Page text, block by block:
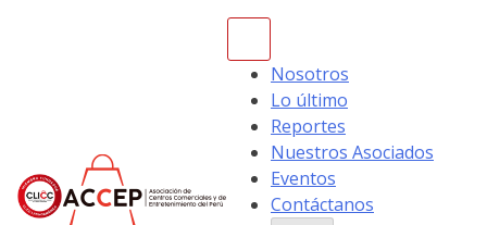
Nosotros
Lo último
Reportes
Nuestros Asociados
Eventos
Contáctanos